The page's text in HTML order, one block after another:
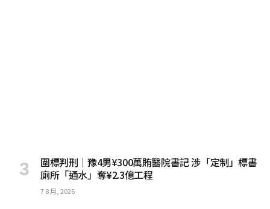
圍標判刑｜豫4男¥300萬賄醫院書記 涉「定制」標書
廁所「通水」奪¥2.3億工程
7 8 月, 2026